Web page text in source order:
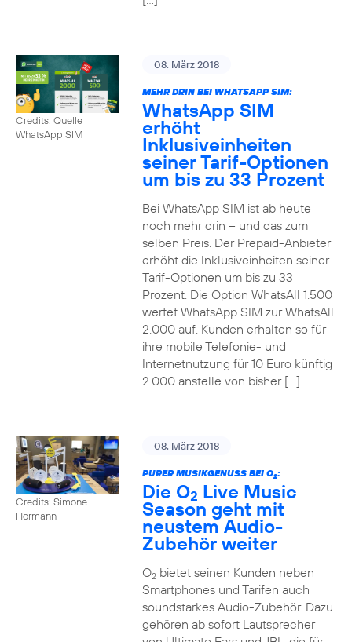
Credits: Quelle
WhatsApp SIM
08. März 2018
MEHR DRIN BEI WHATSAPP SIM:
WhatsApp SIM
erhöht
Inklusiveinheiten
seiner Tarif-Optionen
um bis zu 33 Prozent
Bei WhatsApp SIM ist ab heute
noch mehr drin – und das zum
selben Preis. Der Prepaid-Anbieter
erhöht die Inklusiveinheiten seiner
Tarif-Optionen um bis zu 33
Prozent. Die Option WhatsAll 1.500
wertet WhatsApp SIM zur WhatsAll
2.000 auf. Kunden erhalten so für
ihre mobile Telefonie- und
Internetnutzung für 10 Euro künftig
2.000 anstelle von bisher […]
Credits: Simone
Hörmann
08. März 2018
PURER MUSIKGENUSS BEI O2:
Die O2 Live Music
Season geht mit
neustem Audio-
Zubehör weiter
O2bietet seinen Kunden neben
Smartphones und Tarifen auch
soundstarkes Audio-Zubehör. Dazu
gehören ab sofort Lautsprecher